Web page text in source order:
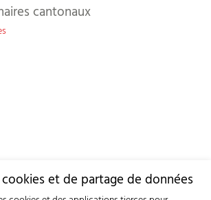
cantonaux
et de partage de données